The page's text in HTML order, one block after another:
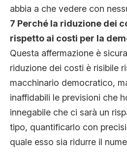
abbia a che vedere con
7 Perché la riduzione dei
rispetto ai costi per la
Questa affermazione è
riduzione dei costi è risibile
macchinario democratico,
inaffidabili le previsioni che
innegabile che ci sarà un
tipo, quantificarlo con
quale esso sia ridurre il